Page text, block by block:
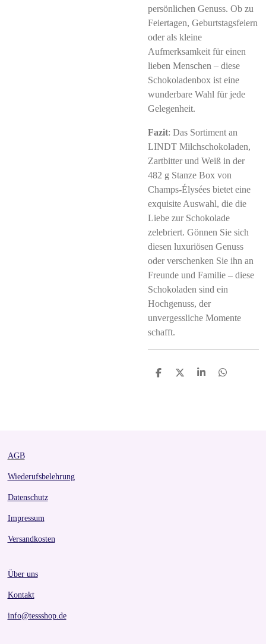
persönlichen Genuss. Ob zu
Feiertagen, Geburtstagsfeiern
oder als kleine
Aufmerksamkeit für einen
lieben Menschen – diese
Schokoladenbox ist eine
wunderbare Wahl für jede
Gelegenheit.
Fazit: Das Sortiment an
LINDT Milchschokoladen,
Zartbitter und Weiß in der
482 g Stanze Box von
Champs-Élysées bietet eine
exquisite Auswahl, die die
Liebe zur Schokolade
zelebriert. Gönnen Sie sich
diesen luxuriösen Genuss
oder verschenken Sie ihn an
Freunde und Familie – diese
Schokoladen sind ein
Hochgenuss, der
unvergessliche Momente
schafft.
S
S
S
S
AGB
Wiederufsbelehrung
Datenschutz
Impressum
Versandkosten
Über uns
Kontakt
info@tessshop.de